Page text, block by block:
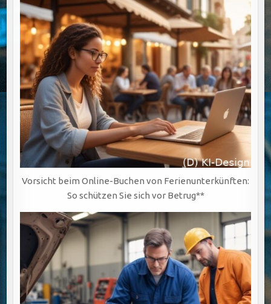
Vorsicht beim Online-Buchen von Ferienunterkünften:
So schützen Sie sich vor Betrug**